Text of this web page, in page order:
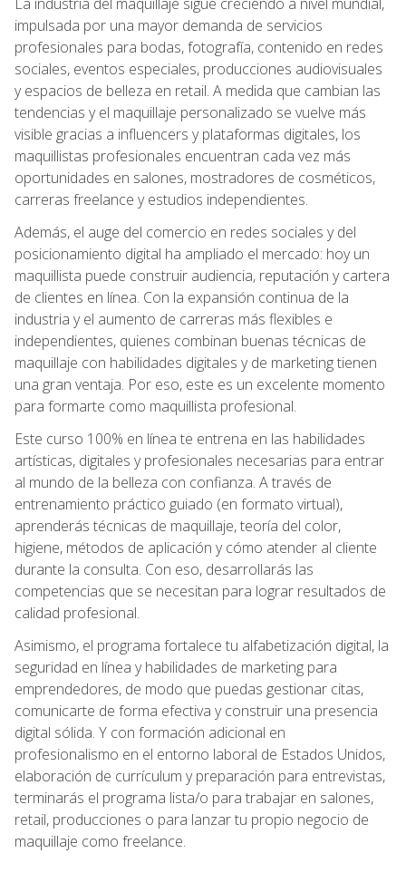
impulsada por una mayor demanda de servicios
profesionales para bodas, fotografía, contenido en redes
sociales, eventos especiales, producciones audiovisuales
y espacios de belleza en retail. A medida que cambian las
tendencias y el maquillaje personalizado se vuelve más
visible gracias a influencers y plataformas digitales, los
maquillistas profesionales encuentran cada vez más
oportunidades en salones, mostradores de cosméticos,
carreras freelance y estudios independientes.
Además, el auge del comercio en redes sociales y del
posicionamiento digital ha ampliado el mercado: hoy un
maquillista puede construir audiencia, reputación y cartera
de clientes en línea. Con la expansión continua de la
industria y el aumento de carreras más flexibles e
independientes, quienes combinan buenas técnicas de
maquillaje con habilidades digitales y de marketing tienen
una gran ventaja. Por eso, este es un excelente momento
para formarte como maquillista profesional.
Este curso 100% en línea te entrena en las habilidades
artísticas, digitales y profesionales necesarias para entrar
al mundo de la belleza con confianza. A través de
entrenamiento práctico guiado (en formato virtual),
aprenderás técnicas de maquillaje, teoría del color,
higiene, métodos de aplicación y cómo atender al cliente
durante la consulta. Con eso, desarrollarás las
competencias que se necesitan para lograr resultados de
calidad profesional.
Asimismo, el programa fortalece tu alfabetización digital, la
seguridad en línea y habilidades de marketing para
emprendedores, de modo que puedas gestionar citas,
comunicarte de forma efectiva y construir una presencia
digital sólida. Y con formación adicional en
profesionalismo en el entorno laboral de Estados Unidos,
elaboración de currículum y preparación para entrevistas,
terminarás el programa lista/o para trabajar en salones,
retail, producciones o para lanzar tu propio negocio de
maquillaje como freelance.